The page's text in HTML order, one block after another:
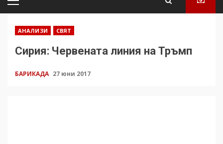
Primary
АНАЛИЗИ СВЯТ
Сирия: Червената линия на Тръмп
БАРИКАДА 27 юни 2017